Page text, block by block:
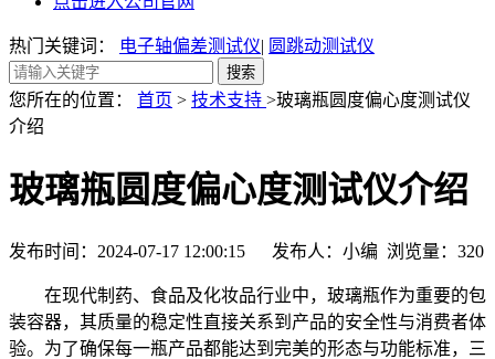
热门关键词： 电子轴偏差测试仪| 圆跳动测试仪
您所在的位置： 首页 > 技术支持 >玻璃瓶圆度偏心度测试仪
介绍
玻璃瓶圆度偏心度测试仪介绍
发布时间：2024-07-17 12:00:15 发布人：小编 浏览量： 320
在现代制药、食品及化妆品行业中，玻璃瓶作为重要的包
装容器，其质量的稳定性直接关系到产品的安全性与消费者体
验。为了确保每一瓶产品都能达到完美的形态与功能标准，三